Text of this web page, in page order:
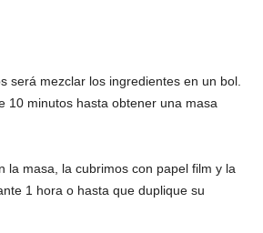
será mezclar los ingredientes en un bol.
10 minutos hasta obtener una masa
la masa, la cubrimos con papel film y la
1 hora o hasta que duplique su